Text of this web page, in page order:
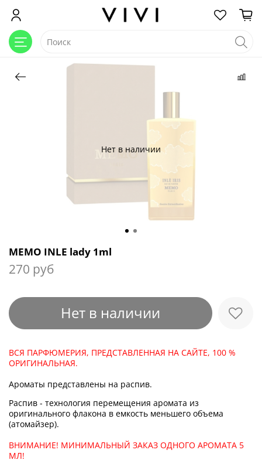
Нет в наличии
MEMO INLE lady 1ml
270 руб
Нет в наличии
ВСЯ ПАРФЮМЕРИЯ, ПРЕДСТАВЛЕННАЯ НА САЙТЕ, 100 %
ОРИГИНАЛЬНАЯ.
Ароматы представлены на распив.
Распив - технология перемещения аромата из
оригинального флакона в емкость меньшего объема
(атомайзер).
ВНИМАНИЕ! МИНИМАЛЬНЫЙ ЗАКАЗ ОДНОГО АРОМАТА 5
МЛ!